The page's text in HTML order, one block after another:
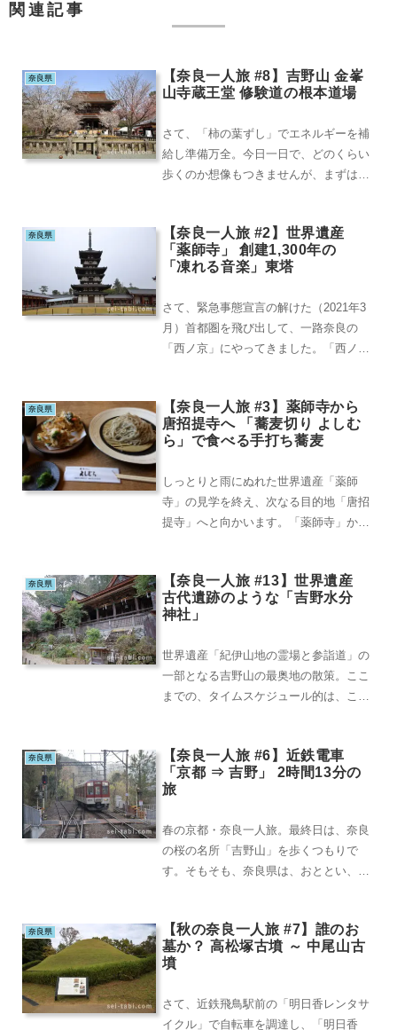
関連記事
奈良県
【奈良一人旅 #8】吉野山 金峯
山寺蔵王堂 修験道の根本道場
さて、「柿の葉ずし」でエネルギーを補
給し準備万全。今日一日で、どのくらい
歩くのか想像もつきませんが、まずは街
奈良県
【奈良一人旅 #2】世界遺産
「薬師寺」 創建1,300年の
「凍れる音楽」東塔
さて、緊急事態宣言の解けた（2021年3
月）首都圏を飛び出して、一路奈良の
「西ノ京」にやってきました。「西ノ
奈良県
【奈良一人旅 #3】薬師寺から
唐招提寺へ 「蕎麦切り よしむ
ら」で食べる手打ち蕎麦
しっとりと雨にぬれた世界遺産「薬師
寺」の見学を終え、次なる目的地「唐招
提寺」へと向かいます。「薬師寺」から
奈良県
【奈良一人旅 #13】世界遺産
古代遺跡のような「吉野水分
神社」
世界遺産「紀伊山地の霊場と参詣道」の
一部となる吉野山の最奥地の散策。ここ
までの、タイムスケジュール的は、こん
奈良県
【奈良一人旅 #6】近鉄電車
「京都 ⇒ 吉野」 2時間13分の
旅
春の京都・奈良一人旅。最終日は、奈良
の桜の名所「吉野山」を歩くつもりで
す。そもそも、奈良県は、おととい、何
奈良県
【秋の奈良一人旅 #7】誰のお
墓か？ 高松塚古墳 ～ 中尾山古
墳
さて、近鉄飛鳥駅前の「明日香レンタサ
イクル」で自転車を調達し、「明日香